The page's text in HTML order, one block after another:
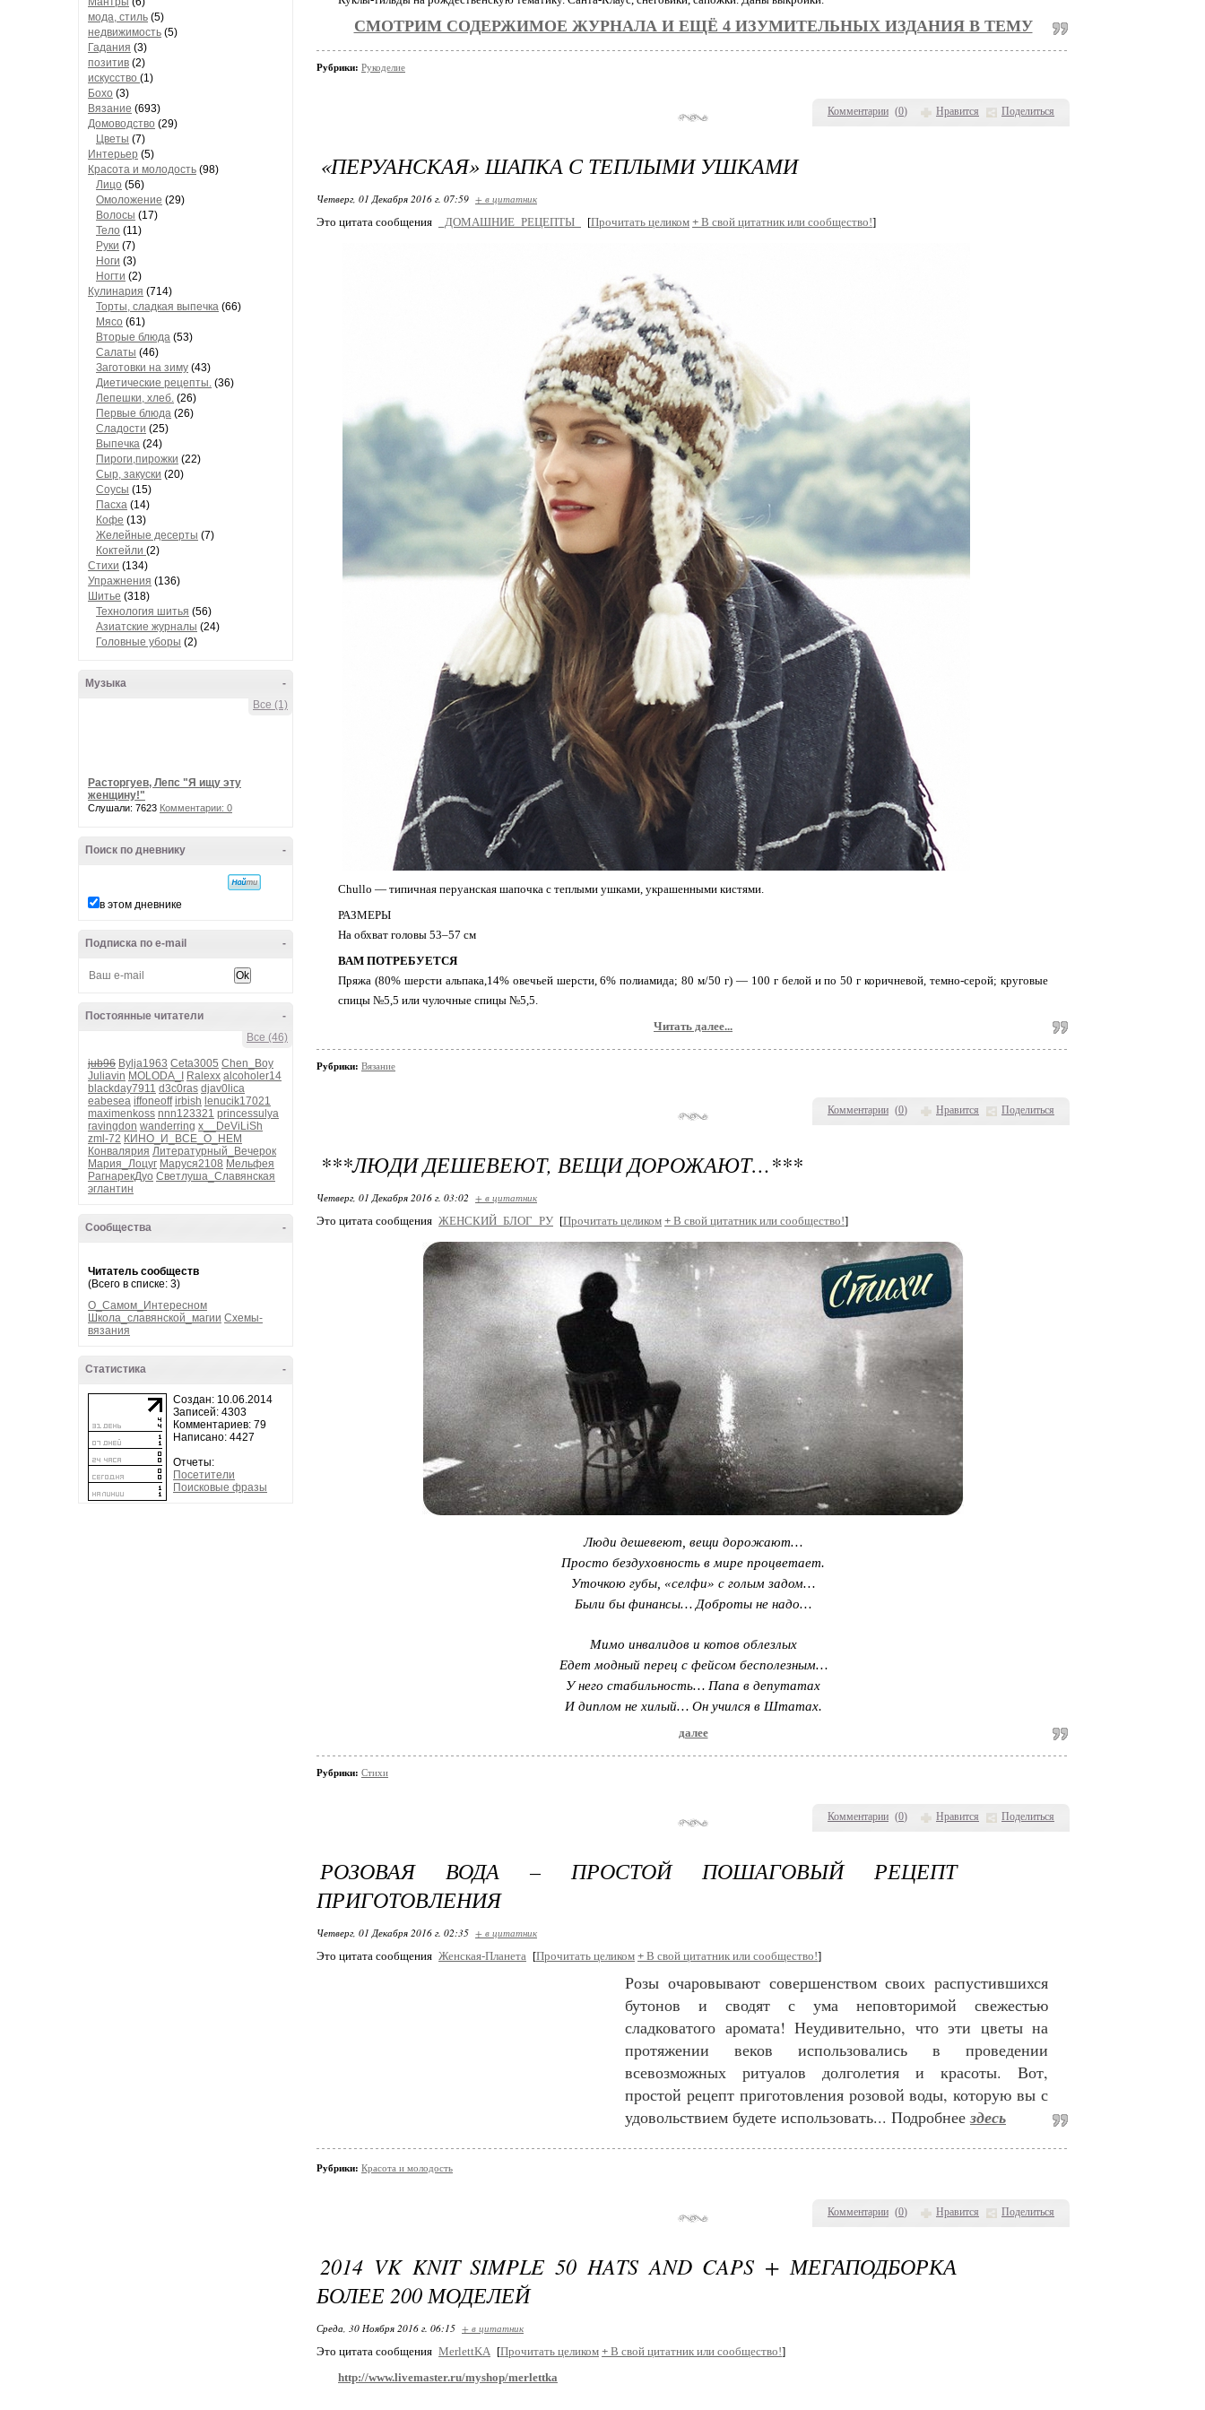
мода, стиль (5)
недвижимость (5)
Гадания (3)
позитив (2)
искусство (1)
Бохо (3)
Вязание (693)
Домоводство (29)
Цветы (7)
Интерьер (5)
Красота и молодость (98)
Лицо (56)
Омоложение (29)
Волосы (17)
Тело (11)
Руки (7)
Ноги (3)
Ногти (2)
Кулинария (714)
Торты, сладкая выпечка (66)
Мясо (61)
Вторые блюда (53)
Салаты (46)
Заготовки на зиму (43)
Диетические рецепты. (36)
Лепешки, хлеб. (26)
Первые блюда (26)
Сладости (25)
Выпечка (24)
Пироги,пирожки (22)
Сыр, закуски (20)
Соусы (15)
Пасха (14)
Кофе (13)
Желейные десерты (7)
Коктейли (2)
Стихи (134)
Упражнения (136)
Шитье (318)
Технология шитья (56)
Азиатские журналы (24)
Головные уборы (2)
-
Музыка
Все (1)
Расторгуев, Лепс "Я ищу эту
женщину!"
Слушали: 7623 Комментарии: 0
-
Поиск по дневнику
в этом дневнике
-
Подписка по e-mail
-
Постоянные читатели
Все (46)
jub96 Bylja1963 Ceta3005 Chen_Boy
Juliavin MOLODA_I Ralexx alcoholer14
blackday7911 d3c0ras djav0lica
eabesea iffoneoff irbish lenucik17021
maximenkoss nnn123321 princessulya
ravingdon wanderring x__DeViLiSh
zml-72 КИНО_И_ВСЕ_О_НЕМ
Конвалярия Литературный_Вечерок
Мария_Лоцуг Маруся2108 Мельфея
РагнарекДуо Светлуша_Славянская
эглантин
-
Сообщества
Читатель сообществ
(Всего в списке: 3)
О_Самом_Интересном
Школа_славянской_магии Схемы-
вязания
-
Статистика
Создан: 10.06.2014
Записей: 4303
Комментариев: 79
Написано: 4427
Отчеты:
Посетители
Поисковые фразы
Комментарии (0) Нравится Поделиться
СМОТРИМ СОДЕРЖИМОЕ ЖУРНАЛА И ЕЩЁ 4 ИЗУМИТЕЛЬНЫХ ИЗДАНИЯ В ТЕМУ
Рубрики: Рукоделие
Комментарии (0) Нравится Поделиться
«ПЕРУАНСКАЯ» ШАПКА С ТЕПЛЫМИ УШКАМИ
Четверг, 01 Декабря 2016 г. 07:59 + в цитатник
Это цитата сообщения
_ДОМАШНИЕ_РЕЦЕПТЫ_ [Прочитать целиком + В свой цитатник или сообщество!]
Сhullo — типичная перуанская шапочка с теплыми ушками, украшенными кистями.
РАЗМЕРЫ
На обхват головы 53–57 cм
ВАМ ПОТРЕБУЕТСЯ
Пряжа (80% шерсти альпака,14% овечьей шерсти, 6% полиамида; 80 м/50 г) — 100 г белой и по 50 г коричневой, темно-серой; круговые
спицы №5,5 или чулочные спицы №5,5.
Читать далее...
Рубрики: Вязание
Комментарии (0) Нравится Поделиться
***ЛЮДИ ДЕШЕВЕЮТ, ВЕЩИ ДОРОЖАЮТ…***
Четверг, 01 Декабря 2016 г. 03:02 + в цитатник
Это цитата сообщения ЖЕНСКИЙ_БЛОГ_РУ [Прочитать целиком + В свой цитатник или сообщество!]
Люди дешевеют, вещи дорожают…
Просто бездуховность в мире процветает.
Уточкою губы, «селфи» с голым задом…
Были бы финансы… Доброты не надо…
Мимо инвалидов и котов облезлых
Едет модный перец с фейсом бесполезным…
У него стабильность… Папа в депутатах
И диплом не хилый… Он учился в Штатах.
далее
Рубрики: Стихи
Комментарии (0) Нравится Поделиться
РОЗОВАЯ ВОДА – ПРОСТОЙ ПОШАГОВЫЙ РЕЦЕПТ
ПРИГОТОВЛЕНИЯ
Четверг, 01 Декабря 2016 г. 02:35 + в цитатник
Это цитата сообщения Женская-Планета [Прочитать целиком + В свой цитатник или сообщество!]
Розы очаровывают совершенством своих распустившихся
бутонов и сводят с ума неповторимой свежестью
сладковатого аромата! Неудивительно, что эти цветы на
протяжении веков использовались в проведении
всевозможных ритуалов долголетия и красоты. Вот,
простой рецепт приготовления розовой воды, которую вы с
удовольствием будете использовать... Подробнеездесь
Рубрики: Красота и молодость
2014 VK KNIT SIMPLE 50 HATS AND CAPS + МЕГАПОДБОРКА
БОЛЕЕ 200 МОДЕЛЕЙ
Среда, 30 Ноября 2016 г. 06:15 + в цитатник
Это цитата сообщения MerlettKA [Прочитать целиком + В свой цитатник или сообщество!]
http://www.livemaster.ru/myshop/merlettka